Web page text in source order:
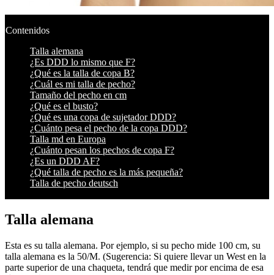
Contenidos
Talla alemana
¿Es DDD lo mismo que F?
¿Qué es la talla de copa B?
¿Cuál es mi talla de pecho?
Tamaño del pecho en cm
¿Qué es el busto?
¿Qué es una copa de sujetador DDD?
¿Cuánto pesa el pecho de la copa DDD?
Talla md en Europa
¿Cuánto pesan los pechos de copa F?
¿Es un DDD AF?
¿Qué talla de pecho es la más pequeña?
Talla de pecho deutsch
Talla alemana
Esta es su talla alemana. Por ejemplo, si su pecho mide 100 cm, su
talla alemana es la 50/M. (Sugerencia: Si quiere llevar un West en la
parte superior de una chaqueta, tendrá que medir por encima de esa